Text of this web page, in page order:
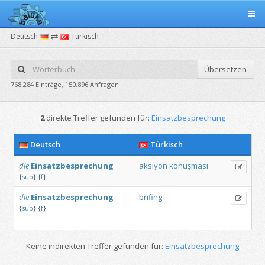
Deutsch Türkisch
Übersetzen
768.284 Einträge, 150.896 Anfragen
2direkte Treffer gefunden für: Einsatzbesprechung
Deutsch
Türkisch
die Einsatzbesprechung
{sub} {f}
aksiyon konuşması
die Einsatzbesprechung
{sub} {f}
brifing
Keine indirekten Treffer gefunden für: Einsatzbesprechung